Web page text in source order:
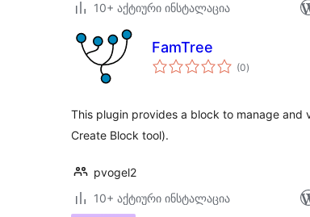
10+ აქტიური ინსტალაცია
FamTree
(0საერთო
რეიტინგი
)
This plugin provides a block to manage
Create Block tool).
pvogel2
10+ აქტიური ინსტალაცია